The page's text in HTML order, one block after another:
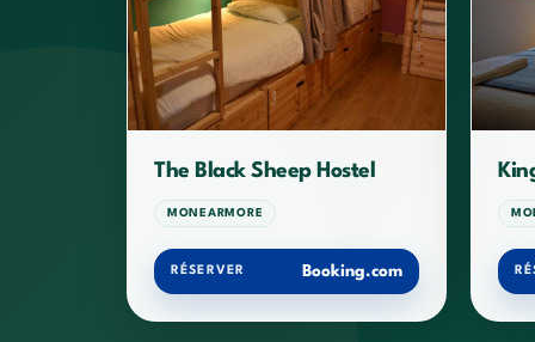
The Black Sheep Hostel
MONEARMORE
RÉSERVER Booking.com